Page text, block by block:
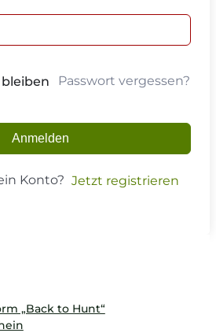
Passwort vergessen?
Anmelden
Konto? Jetzt registrieren
„Back to Hunt“